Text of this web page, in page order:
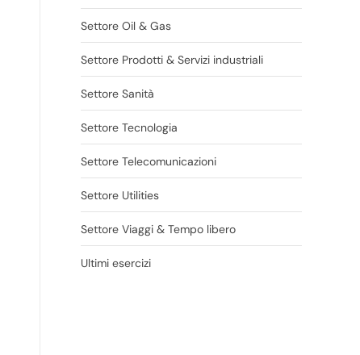
Settore Oil & Gas
Settore Prodotti & Servizi industriali
Settore Sanità
Settore Tecnologia
Settore Telecomunicazioni
Settore Utilities
Settore Viaggi & Tempo libero
Ultimi esercizi